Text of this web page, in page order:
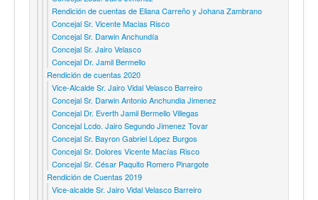
Rendición de cuentas de Eliana Carreño y Johana Zambrano
Concejal Sr. Vicente Macias Risco
Concejal Sr. Darwin Anchundía
Concejal Sr. Jairo Velasco
Concejal Dr. Jamil Bermello
Rendición de cuentas 2020
Vice-Alcalde Sr. Jairo Vidal Velasco Barreiro
Concejal Sr. Darwin Antonio Anchundia Jimenez
Concejal Dr. Everth Jamil Bermello Villegas
Concejal Lcdo. Jairo Segundo Jimenez Tovar
Concejal Sr. Bayron Gabriel López Burgos
Concejal Sr. Dolores Vicente Macías Risco
Concejal Sr. César Paquito Romero Pinargote
Rendición de Cuentas 2019
Vice-alcalde Sr. Jairo Vidal Velasco Barreiro